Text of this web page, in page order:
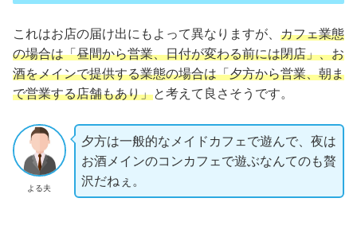
これはお店の届け出にもよって異なりますが、 カフェ業態
の場合は「昼間から営業、日付が変わる前には閉店」、お
酒をメインで提供する業態の場合は「夕方から営業、朝ま
で営業する店舗もあり」と考えて良さそうです。
よる夫
夕方は一般的なメイドカフェで遊んで、夜は
お酒メインのコンカフェで遊ぶなんてのも贅
沢だねぇ。